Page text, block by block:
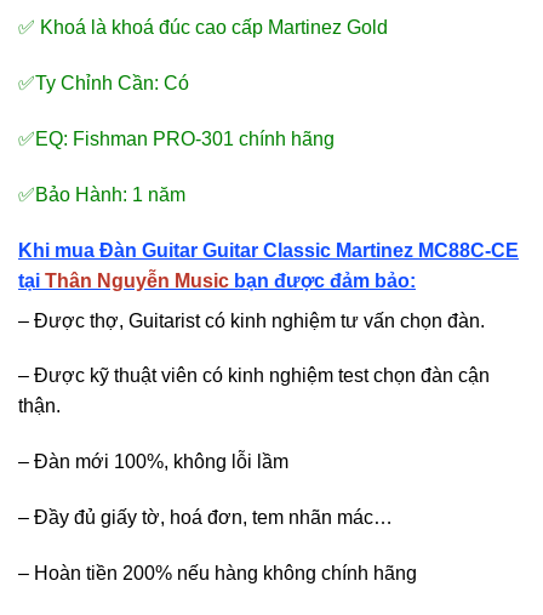
✅ Khoá là khoá đúc cao cấp Martinez Gold
✅Ty Chỉnh Cần: Có
✅EQ: Fishman PRO-301 chính hãng
✅Bảo Hành: 1 năm
Khi mua Đàn Guitar Guitar Classic Martinez MC88C-CE
tại Thân Nguyễn Music bạn được đảm bảo:
– Được thợ, Guitarist có kinh nghiệm tư vấn chọn đàn.
– Được kỹ thuật viên có kinh nghiệm test chọn đàn cận
thận.
– Đàn mới 100%, không lỗi lầm
– Đầy đủ giấy tờ, hoá đơn, tem nhãn mác…
– Hoàn tiền 200% nếu hàng không chính hãng